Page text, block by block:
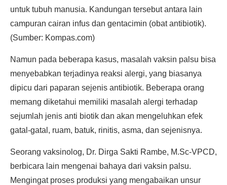
untuk tubuh manusia. Kandungan tersebut antara lain
campuran cairan infus dan gentacimin (obat antibiotik).
(Sumber: Kompas.com)
Namun pada beberapa kasus, masalah vaksin palsu bisa
menyebabkan terjadinya reaksi alergi, yang biasanya
dipicu dari paparan sejenis antibiotik. Beberapa orang
memang diketahui memiliki masalah alergi terhadap
sejumlah jenis anti biotik dan akan mengeluhkan efek
gatal-gatal, ruam, batuk, rinitis, asma, dan sejenisnya.
Seorang vaksinolog, Dr. Dirga Sakti Rambe, M.Sc-VPCD,
berbicara lain mengenai bahaya dari vaksin palsu.
Mengingat proses produksi yang mengabaikan unsur